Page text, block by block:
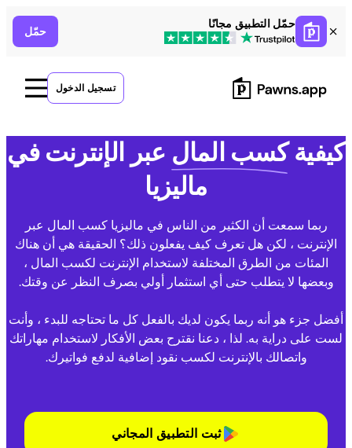
حمّل التطبيق مجانًا
حمّل
تسجيل الدخول
كيفيةكسب المالعبر الإنترنت في
ماليزيا
ربما سمعت أن الكثير من الناس في ماليزيا كسب المال عبر
الإنترنت ، لكن هل تعرف كيف يفعلون ذلك؟ الحقيقة هي أن هناك
المئات من الطرق المختلفة لاستخدام الإنترنت لكسب المال ،
وبعضها لا يتطلب حتى أي استثمار أولي بصرف النظر عن وقتك.
أفضل جزء هو أنه ربما يكون لديك بالفعل كل ما تحتاجه للبدء ، وأنت
لست على دراية به. لذا ، دعنا نقترح بعض الأفكار لاستخدام مهاراتك
واتصالك بالإنترنت لكسب نقود إضافية لدفع فواتيرك.
ثبت التطبيق المجاني